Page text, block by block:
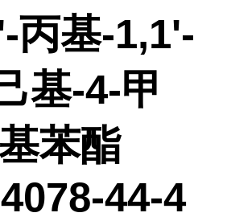
丙基-1,1'-
基-4-甲
苯酯
44-4